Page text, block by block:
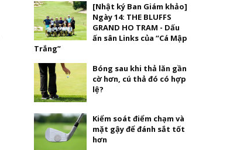
[Nhật ký Ban Giám khảo]
Ngày 14: THE BLUFFS
GRAND HO TRAM - Dấu
ấn sân Links của “Cá Mập
Trắng”
Bóng sau khi thả lăn gần
cờ hơn, cú thả đó có hợp
lệ?
Kiểm soát điểm chạm và
mặt gậy để đánh sắt tốt
hơn